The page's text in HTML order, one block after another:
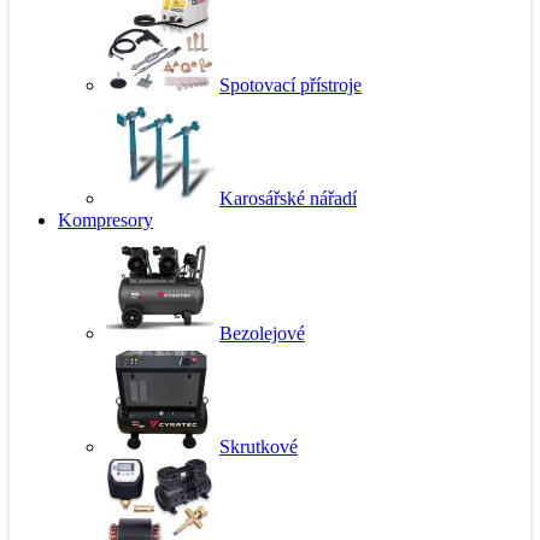
Spotovací přístroje
Karosářské nářadí
Kompresory
Bezolejové
Skrutkové